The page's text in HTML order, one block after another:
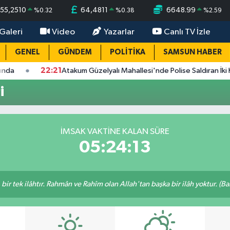
55,2510 %0.32 64,4811 %0.38 6648.99 %2.59
Video Yazarlar Canlı TV İzle
GENEL GÜNDEM POLİTİKA SAMSUN HABER
22:21Atakum Güzelyalı Mahallesi'nde Polise Saldıran İki Kişi
İMSAK VAKTINE KALAN SÜRE
05:24:13
bir tek ilâhtır. Rahmân ve Rahîm olan Allah'tan başka bir ilâh yoktur.